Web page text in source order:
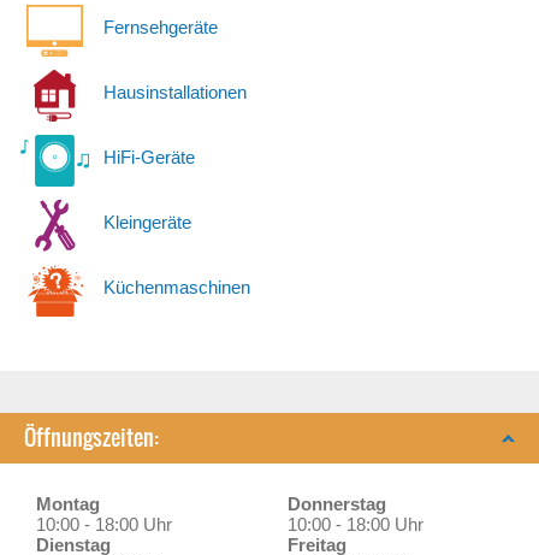
Fernsehgeräte
Hausinstallationen
HiFi-Geräte
Kleingeräte
Küchenmaschinen
Öffnungszeiten:
Montag
10:00 - 18:00 Uhr
Dienstag
Donnerstag
10:00 - 18:00 Uhr
Freitag